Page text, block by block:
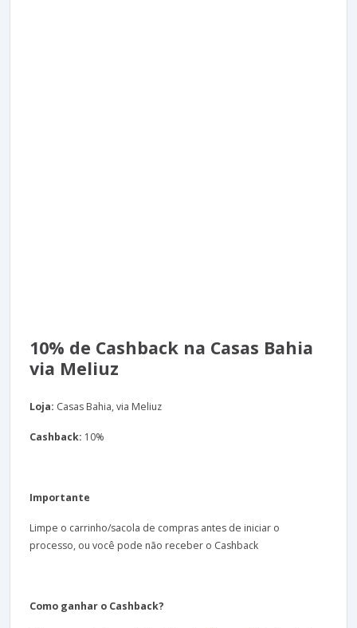
10% de Cashback na Casas Bahia
via Meliuz
Loja: Casas Bahia, via Meliuz
Cashback: 10%
Importante
Limpe o carrinho/sacola de compras antes de iniciar o
processo, ou você pode não receber o Cashback
Como ganhar o Cashback?